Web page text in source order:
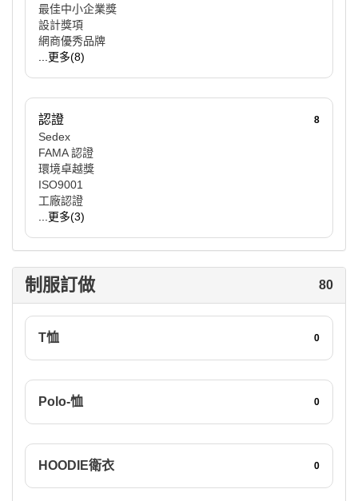
最佳中小企業獎
設計獎項
網商優秀品牌
...更多(8)
認證 8
Sedex
FAMA 認證
環境卓越獎
ISO9001
工廠認證
...更多(3)
制服訂做 80
T恤 0
Polo-恤 0
HOODIE衛衣 0